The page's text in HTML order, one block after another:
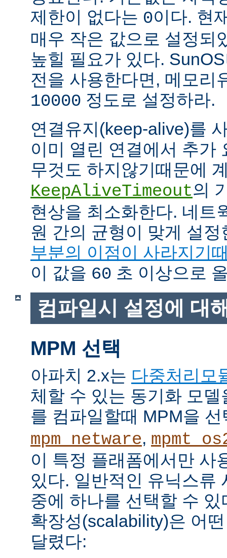
제한이 없다는 0이다. 현
매우 작은 값으로 설정되
높힐 필요가 있다.
전을 사용한다면, 메모리
10000 정도로 설정하라.
연결유지(keep-alive)를
이미 열린 연결에서 추가
무것도 하지않기때문에
KeepAliveTimeout의
현상을 최소화한다. 네트
원 간의 균형이 맞게 설
부분의 이점이 사라지기
이 값을 60 초 이상으로
컴파일시 설정에 대
MPM 선택
아파치 2.x는 다중처리모
체할 수 있는 동기화 모
를 컴파일할때 MPM을
mpm_netware,
이 특정 플래폼에서만 사
있다. 일반적인 유닉스류
중에 하나를 선택할 수
확장성(scalability)은 어
달렸다: